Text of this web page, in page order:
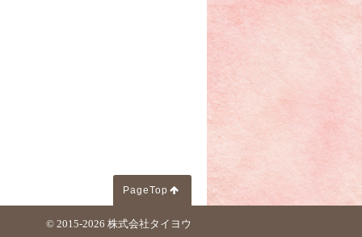
PageTop
© 2015-2026 株式会社タイヨウ